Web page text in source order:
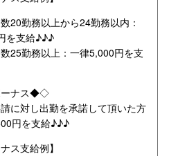
20勤務以上から24勤務以内：
を支給♪♪♪
25勤務以上：一律5,000円を支
ナス◆◇
に対し出勤を承諾して頂いた方
円を支給♪♪♪
ス支給例】